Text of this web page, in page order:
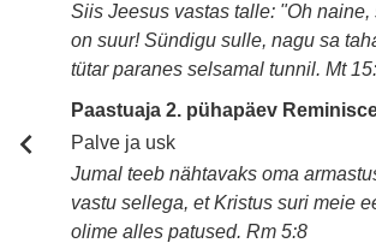
Siis Jeesus vastas talle: "Oh naine,
on suur! Sündigu sulle, nagu sa
tütar paranes selsamal tunnil. Mt
Paastuaja 2. pühapäev
Palve ja usk
Jumal teeb nähtavaks oma
vastu sellega, et Kristus suri meie
olime alles patused. Rm 5:8